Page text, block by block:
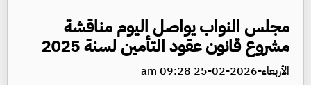
مجلس النواب يواصل اليوم مناقشة
مشروع قانون عقود التأمين لسنة 2025
الأربعاء-2026-02-25 09:28 am